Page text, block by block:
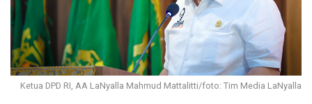
Ketua DPD RI, AA LaNyalla Mahmud Mattalitti/foto: Tim Media LaNyalla